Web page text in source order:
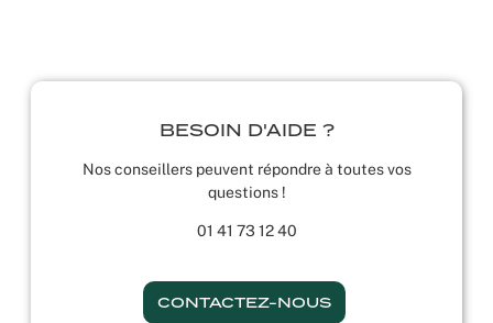
BESOIN D'AIDE ?
Nos conseillers peuvent répondre à toutes vos
questions !
01 41 73 12 40
CONTACTEZ-NOUS